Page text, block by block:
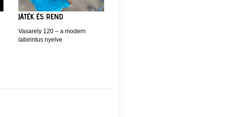
JÁTÉK ÉS REND
Vasarely 120 – a modern
labirintus nyelve